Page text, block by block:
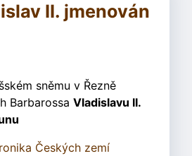
II. jmenován
sněmu v Řezně
Barbarossa Vladislavu II.
Českých zemí